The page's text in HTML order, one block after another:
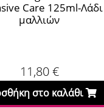
Care 125ml-Λάδι
μαλλιών
11,80€
στο καλάθι